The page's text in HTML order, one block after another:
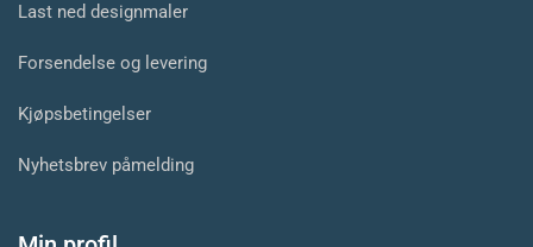
Last ned designmaler
Forsendelse og levering
Kjøpsbetingelser
Nyhetsbrev påmelding